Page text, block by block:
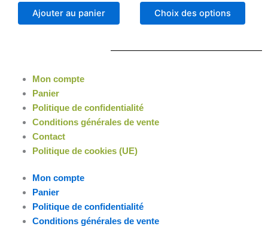
Ajouter au panier Choix des options
être
sur
Mon compte
Panier
Politique de confidentialité
Conditions générales de vente
Contact
Politique de cookies (UE)
Mon compte
Panier
Politique de confidentialité
Conditions générales de vente